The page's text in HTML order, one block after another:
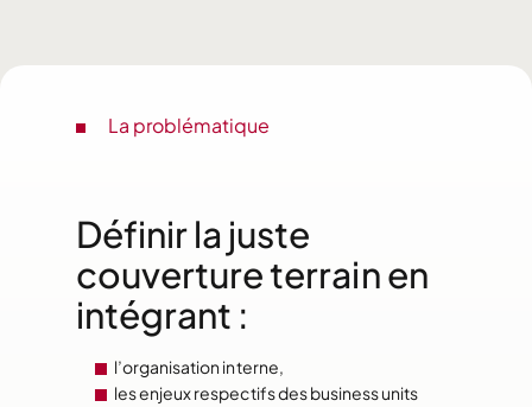
La problématique
Définir la juste
couverture terrain en
intégrant :
l’organisation interne,
les enjeux respectifs des business units